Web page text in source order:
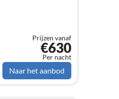
Prijzen vanaf
€630
Per nacht
Naar het aanbod